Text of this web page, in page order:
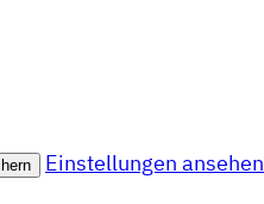
Einstellungen ansehen